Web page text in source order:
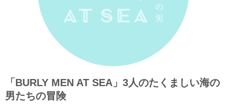
「BURLY MEN AT SEA」3人のたくましい海の
男たちの冒険